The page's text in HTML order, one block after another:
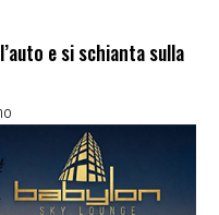
e si schianta sulla